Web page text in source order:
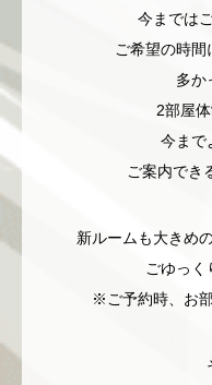
今までは
ご希望の時
多か
2部屋
今まで
ご案内でき
新ルームも大きめ
ごゆっく
※ご予約時、お